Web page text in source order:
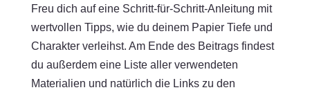
Freu dich auf eine Schritt-für-Schritt-Anleitung mit
wertvollen Tipps, wie du deinem Papier Tiefe und
Charakter verleihst. Am Ende des Beitrags findest
du außerdem eine Liste aller verwendeten
Materialien und natürlich die Links zu den